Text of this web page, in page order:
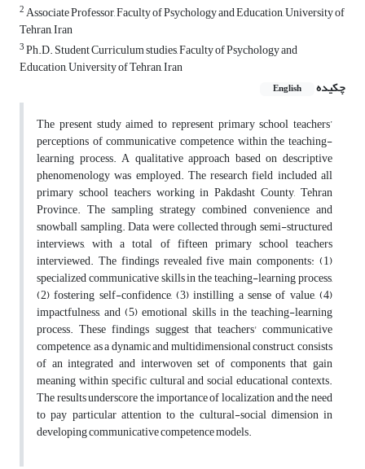
2Associate Professor, Faculty of Psychology and Education, University of
Tehran, Iran
3Ph.D. Student Curriculum studies, Faculty of Psychology and
Education, University of Tehran, Iran
چکیده
English
The present study aimed to represent primary school teachers’
perceptions of communicative competence within the teaching-
learning process. A qualitative approach based on descriptive
phenomenology was employed. The research field included all
primary school teachers working in Pakdasht County, Tehran
Province. The sampling strategy combined convenience and
snowball sampling. Data were collected through semi-structured
interviews, with a total of fifteen primary school teachers
interviewed. The findings revealed five main components: (1)
specialized communicative skills in the teaching-learning process,
(2) fostering self-confidence, (3) instilling a sense of value, (4)
impactfulness, and (5) emotional skills in the teaching-learning
process. These findings suggest that teachers' communicative
competence, as a dynamic and multidimensional construct, consists
of an integrated and interwoven set of components that gain
meaning within specific cultural and social educational contexts.
The results underscore the importance of localization and the need
to pay particular attention to the cultural-social dimension in
developing communicative competence models.